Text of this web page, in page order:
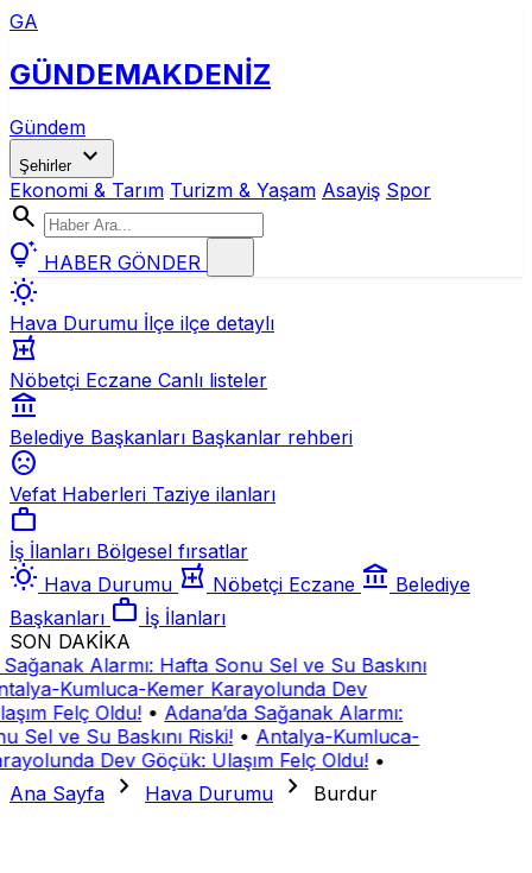
GA
GÜNDEMAKDENİZ
Gündem
Şehirler expand_more
Ekonomi & Tarım Turizm & Yaşam Asayiş Spor
search
tips_and_updates HABER GÖNDER
wb_sunny
Hava Durumu İlçe ilçe detaylı
local_pharmacy
Nöbetçi Eczane Canlı listeler
account_balance
Belediye Başkanları Başkanlar rehberi
sentiment_dissatisfied
Vefat Haberleri Taziye ilanları
work
İş İlanları Bölgesel fırsatlar
wb_sunny Hava Durumu local_pharmacy Nöbetçi Eczane account_balance Belediye
Başkanları work İş İlanları
SON DAKİKA
Sağanak Alarmı: Hafta Sonu Sel ve Su Baskını
Kumluca-Kemer Karayolunda Dev
Felç Oldu! • Adana’da Sağanak Alarmı:
Sel ve Su Baskını Riski! • Antalya-Kumluca-
Dev Göçük: Ulaşım Felç Oldu! •
Ana Sayfa
chevron_right Hava Durumu chevron_right Burdur